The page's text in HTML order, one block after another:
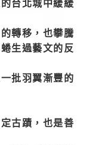
轉移，也攀騰
生過藝文的反
批羽翼漸豐的
古蹟，也是善